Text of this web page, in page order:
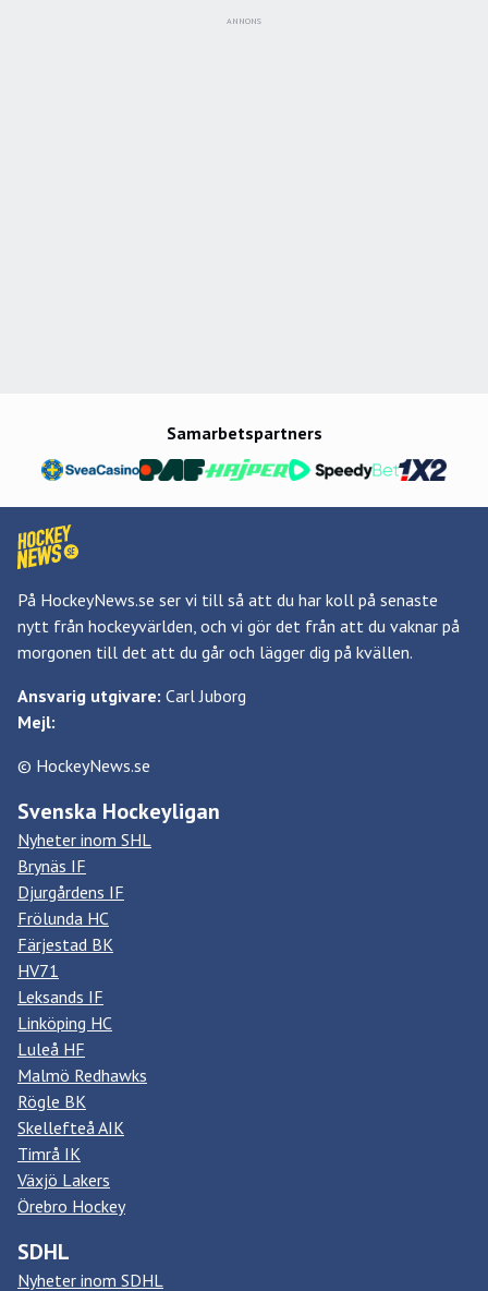
ANNONS
Samarbetspartners
På HockeyNews.se ser vi till så att du har koll på senaste
nytt från hockeyvärlden, och vi gör det från att du vaknar på
morgonen till det att du går och lägger dig på kvällen.
Ansvarig utgivare: Carl Juborg
Mejl:
© HockeyNews.se
Svenska Hockeyligan
Nyheter inom SHL
Brynäs IF
Djurgårdens IF
Frölunda HC
Färjestad BK
HV71
Leksands IF
Linköping HC
Luleå HF
Malmö Redhawks
Rögle BK
Skellefteå AIK
Timrå IK
Växjö Lakers
Örebro Hockey
SDHL
Nyheter inom SDHL